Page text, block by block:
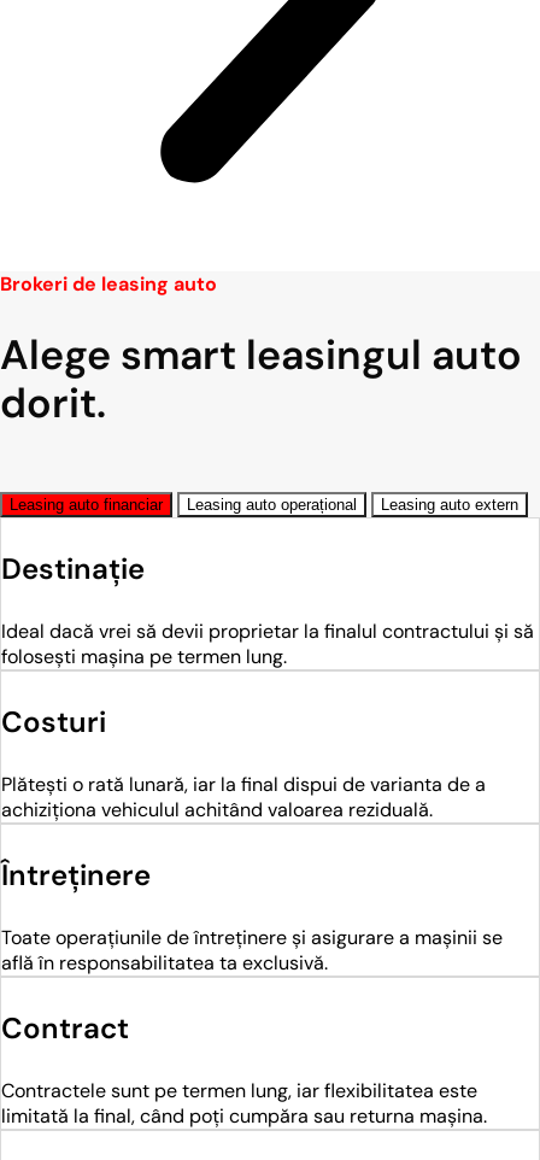
Brokeri de leasing auto
Alege smart leasingul auto
dorit.
Leasing auto financiar Leasing auto operațional Leasing auto extern
Destinație
Ideal dacă vrei să devii proprietar la finalul contractului și să
folosești mașina pe termen lung.
Costuri
Plătești o rată lunară, iar la final dispui de varianta de a
achiziționa vehiculul achitând valoarea reziduală.
Întreținere
Toate operațiunile de întreținere și asigurare a mașinii se
află în responsabilitatea ta exclusivă.
Contract
Contractele sunt pe termen lung, iar flexibilitatea este
limitată la final, când poți cumpăra sau returna mașina.